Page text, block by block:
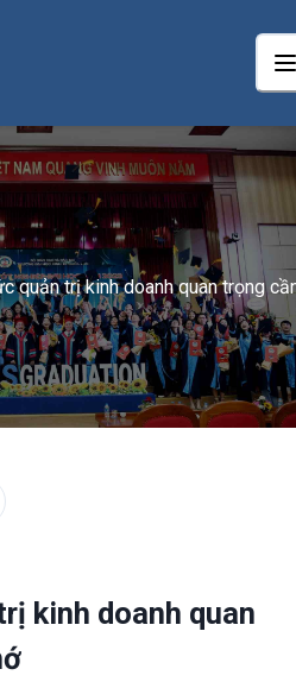
quản trị kinh doanh quan trọng
kinh doanh quan